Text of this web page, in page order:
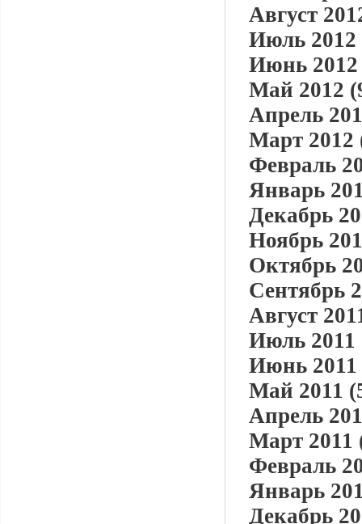
Август
Июль 2012
Июнь 2012
Май 2012
Апрель
Март 2012
Февраль
Январь
Декабрь
Ноябрь
Октябрь
Сентябрь
Август
Июль 2011
Июнь 2011
Май 2011
Апрель
Март 2011
Февраль
Январь
Декабрь